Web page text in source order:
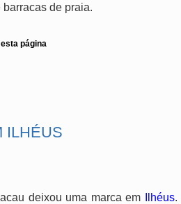
de praia.
página
ILHÉUS
deixou uma marca em Ilhéus.